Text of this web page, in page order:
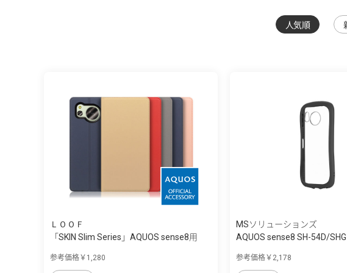
人気順
ＬＯＯＦ
「SKIN Slim Series」AQUOS sense8用
参考価格￥1,280
MSソリューションズ
AQUOS sense8 SH-54D/
参考価格￥2,178